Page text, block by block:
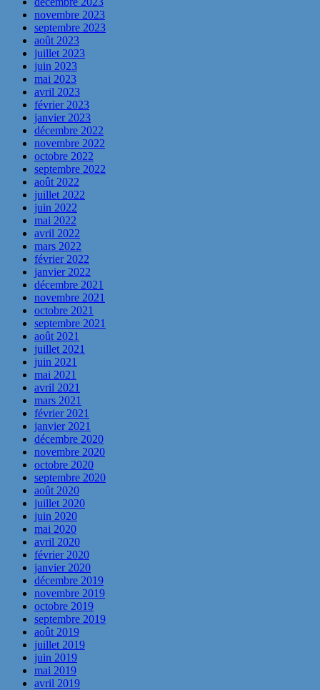
novembre 2023
septembre 2023
août 2023
juillet 2023
juin 2023
mai 2023
avril 2023
février 2023
janvier 2023
décembre 2022
novembre 2022
octobre 2022
septembre 2022
août 2022
juillet 2022
juin 2022
mai 2022
avril 2022
mars 2022
février 2022
janvier 2022
décembre 2021
novembre 2021
octobre 2021
septembre 2021
août 2021
juillet 2021
juin 2021
mai 2021
avril 2021
mars 2021
février 2021
janvier 2021
décembre 2020
novembre 2020
octobre 2020
septembre 2020
août 2020
juillet 2020
juin 2020
mai 2020
avril 2020
février 2020
janvier 2020
décembre 2019
novembre 2019
octobre 2019
septembre 2019
août 2019
juillet 2019
juin 2019
mai 2019
avril 2019